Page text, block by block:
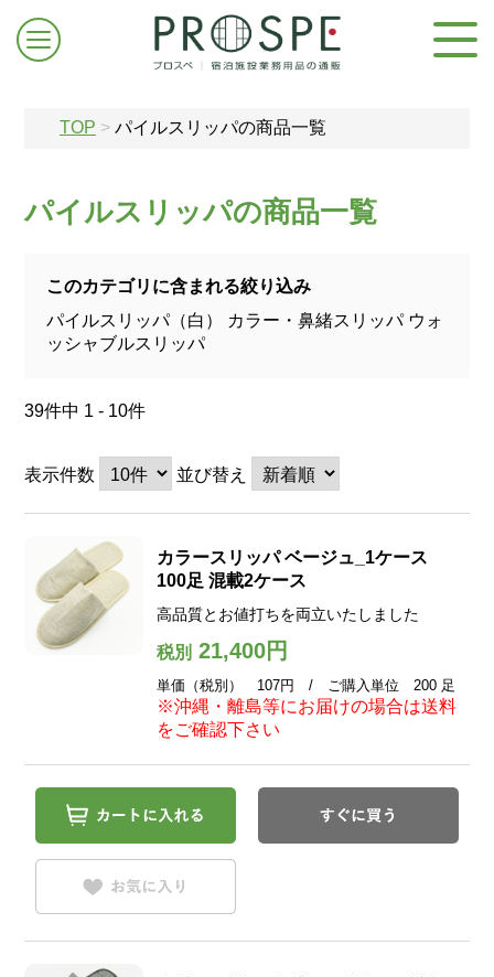
お問合せはこちら
TOP > パイルスリッパの商品一覧
パイルスリッパの商品一覧
このカテゴリに含まれる絞り込み
パイルスリッパ（白）
カラー・鼻緒スリッパ ウォ
ッシャブルスリッパ
39件中 1 - 10件
表示件数 並び替え
カラースリッパ ベージュ_1ケース
100足 混載2ケース
高品質とお値打ちを両立いたしました
税別21,400円
単価（税別） 107円 / ご購入単位 200 足
※沖縄・離島等にお届けの場合は送料
をご確認下さい